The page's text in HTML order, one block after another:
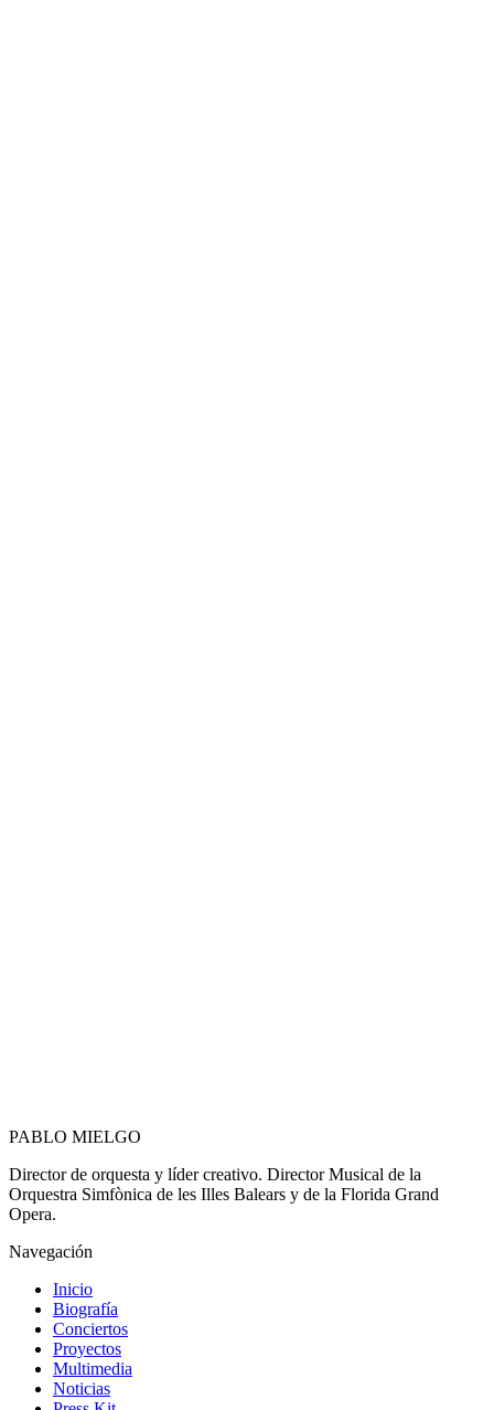
PABLO MIELGO
Director de orquesta y líder creativo. Director Musical de la
Orquestra Simfònica de les Illes Balears y de la Florida Grand
Opera.
Navegación
Inicio
Biografía
Conciertos
Proyectos
Multimedia
Noticias